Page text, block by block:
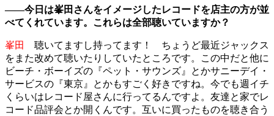
――今日は峯田さんをイメージしたレコードを店主の方が並
べてくれています。これらは全部聴いていますか？
峯田
聴いてますし持ってます！ ちょうど最近ジャックス
をまた改めて聴いたりしていたところです。この中だと他に
ビーチ・ボーイズの『ペット・サウンズ』とかサニーデイ・
サービスの『東京』とかもすごく好きですね。今でも週イチ
くらいはレコード屋さんに行ってるんですよ。友達と家でレ
コード品評会とか開くんです。互いに買ったものを聴き合う